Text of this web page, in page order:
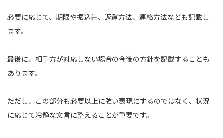
必要に応じて、期限や振込先、返還方法、連絡方法なども記載し
ます。
最後に、相手方が対応しない場合の今後の方針を記載することも
あります。
ただし、この部分も必要以上に強い表現にするのではなく、状況
に応じて冷静な文言に整えることが重要です。